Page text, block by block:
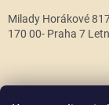
Milady Horákové
170 00- Praha 7